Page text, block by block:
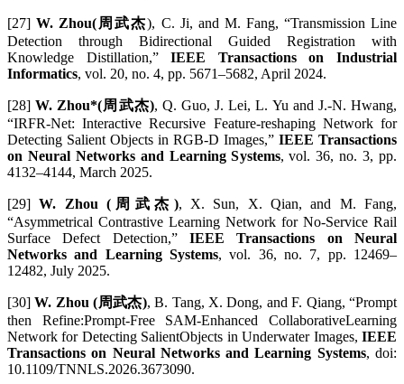
[27]W. Zhou(周武杰), C. Ji, and M. Fang, “Transmission Line
Detection through Bidirectional Guided Registration with
Knowledge Distillation,”IEEE Transactions on Industrial
Informatics, vol. 20, no. 4, pp. 5671–5682, April 2024.
[28]W. Zhou*(周武杰), Q. Guo, J. Lei, L. Yu and J.-N. Hwang,
“IRFR-Net: Interactive Recursive Feature-reshaping Network for
Detecting Salient Objects in RGB-D Images,” IEEE Transactions
on Neural Networks and Learning Systems, vol. 36, no. 3, pp.
4132–4144, March 2025.
[29]W. Zhou (周武杰), X. Sun, X. Qian, and M. Fang,
“Asymmetrical Contrastive Learning Network for No-Service Rail
Surface Defect Detection,” IEEE Transactions on Neural
Networks and Learning Systems, vol. 36, no. 7, pp. 12469–
12482, July 2025.
[30]W. Zhou (周武杰), B. Tang, X. Dong, and F. Qiang, “Prompt
then Refine:Prompt-Free SAM-Enhanced CollaborativeLearning
Network for Detecting SalientObjects in Underwater Images, IEEE
Transactions on Neural Networks and Learning Systems, doi:
10.1109/TNNLS.2026.3673090.